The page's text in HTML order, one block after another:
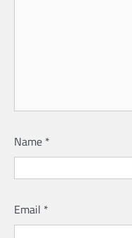
Name *
Email *